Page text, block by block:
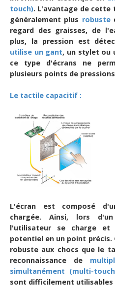
touch). L'avantage de cette
généralement plus robuste
regard des graisses, de
plus, la pression est
utilise un gant, un stylet ou
ce type d'écrans ne
plusieurs points de
Le tactile capacitif :
L'écran est composé
chargée. Ainsi, lors
l'utilisateur se charge et
potentiel en un point
robuste aux chocs que le
reconnaissance de
simultanément (multi-
sont difficilement